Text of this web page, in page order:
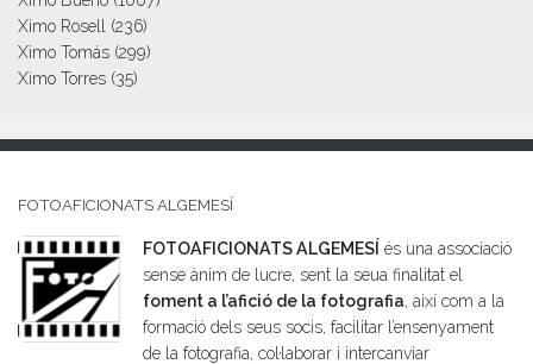
Ximo Rosell (236)
Ximo Tomás (299)
Ximo Torres (35)
FOTOAFICIONATS ALGEMESÍ
FOTOAFICIONATS ALGEMESÍ és una associació
sense ànim de lucre, sent la seua finalitat el
foment a l’afició de la fotografia, així com a la
formació dels seus socis, facilitar l’ensenyament
de la fotografia, col·laborar i intercanviar